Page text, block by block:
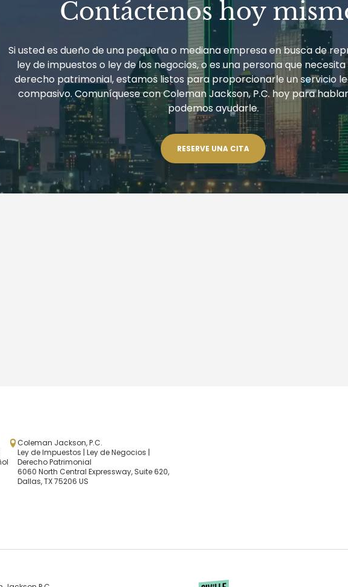
Contáctenos hoy
Si usted es dueño de una pequeña o mediana empresa en busca de
ley de impuestos o ley de los negocios, o es una persona que
derecho patrimonial, estamos listos para proporcionarle un servicio
compasivo. Comuníquese con Coleman Jackson, P.C. hoy para
podemos ayudarle.
RESERVE UNA CITA
Coleman Jackson, P.C.
Ley de Impuestos | Ley de Negocios |
Derecho Patrimonial
6060 North Central Expressway, Suite 620,
Dallas, TX 75206 US